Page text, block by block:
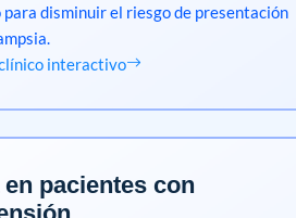
para disminuir el riesgo de presentación
interactivo
en pacientes con